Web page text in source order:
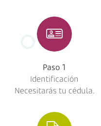
Paso 1
Identificación
Necesitarás tu cédula.